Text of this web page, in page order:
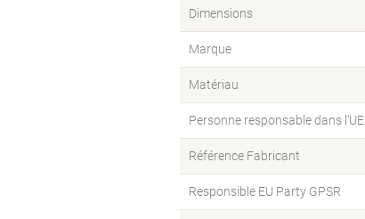
Dimensions
Marque
Matériau
Personne responsable dans l’UE
Référence Fabricant
Responsible EU Party GPSR